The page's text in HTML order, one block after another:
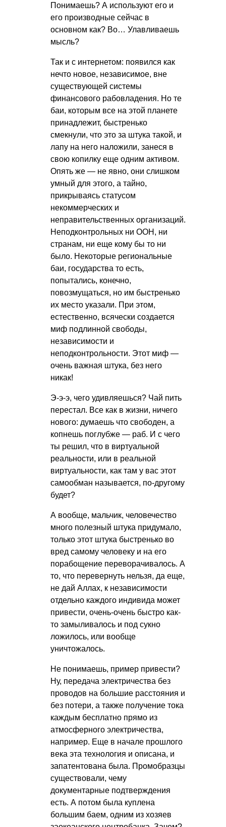
Понимаешь? А используют его и
его производные сейчас в
основном как? Во… Улавливаешь
мысль?
Так и с интернетом: появился как
нечто новое, независимое, вне
существующей системы
финансового рабовладения. Но те
баи, которым все на этой планете
принадлежит, быстренько
смекнули, что это за штука такой, и
лапу на него наложили, занеся в
свою копилку еще одним активом.
Опять же — не явно, они слишком
умный для этого, а тайно,
прикрываясь статусом
некоммерческих и
неправительственных организаций.
Неподконтрольных ни ООН, ни
странам, ни еще кому бы то ни
было. Некоторые региональные
баи, государства то есть,
попытались, конечно,
повозмущаться, но им быстренько
их место указали. При этом,
естественно, всячески создается
миф подлинной свободы,
независимости и
неподконтрольности. Этот миф —
очень важная штука, без него
никак!
Э-э-э, чего удивляешься? Чай пить
перестал. Все как в жизни, ничего
нового: думаешь что свободен, а
копнешь поглубже — раб. И с чего
ты решил, что в виртуальной
реальности, или в реальной
виртуальности, как там у вас этот
самообман называется, по-другому
будет?
А вообще, мальчик, человечество
много полезный штука придумало,
только этот штука быстренько во
вред самому человеку и на его
порабощение переворачивалось. А
то, что перевернуть нельзя, да еще,
не дай Аллах, к независимости
отдельно каждого индивида может
привести, очень-очень быстро как-
то замыливалось и под сукно
ложилось, или вообще
уничтожалось.
Не понимаешь, пример привести?
Ну, передача электричества без
проводов на большие расстояния и
без потери, а также получение тока
каждым бесплатно прямо из
атмосферного электричества,
например. Еще в начале прошлого
века эта технология и описана, и
запатентована была. Промобразцы
существовали, чему
документарные подтверждения
есть. А потом была куплена
большим баем, одним из хозяев